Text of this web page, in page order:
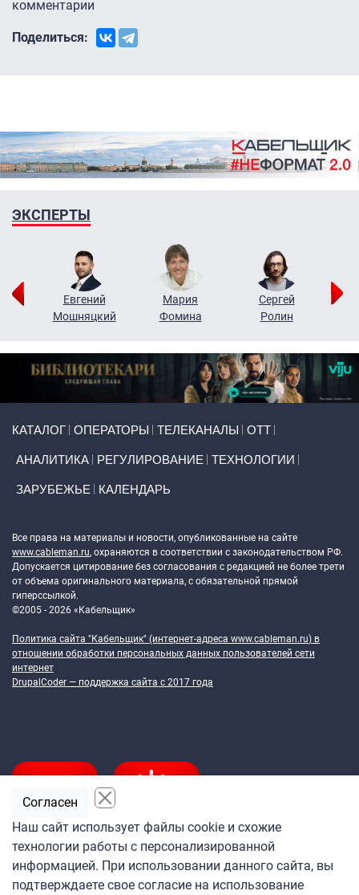
комментарии
Поделиться:
ЭКСПЕРТЫ
Евгений
Мошняцкий
Мария
Фомина
Сергей
Ролин
КАТАЛОГ ОПЕРАТОРЫ ТЕЛЕКАНАЛЫ ОТТ
АНАЛИТИКА РЕГУЛИРОВАНИЕ ТЕХНОЛОГИИ
ЗАРУБЕЖЬЕ КАЛЕНДАРЬ
Все права на материалы и новости, опубликованные на сайте
www.cableman.ru, охраняются в соответствии с законодательством РФ.
Допускается цитирование без согласования с редакцией не более трети
от объема оригинального материала, с обязательной прямой
гиперссылкой.
©2005 - 2026 «Кабельщик»
Политика сайта "Кабельщик" (интернет-адреса www.cableman.ru) в
отношении обработки персональных данных пользователей сети
интернет
DrupalCoder — поддержка сайта c 2017 года
Подпишитесь
на ежедневную рассылку
Наш сайт использует файлы cookie и схожие
технологии работы с персонализированной
информацией. При использовании данного сайта, вы
подтверждаете свое согласие на использование
Согласен